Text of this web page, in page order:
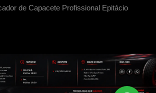
de Capacete Profissional Epitácio